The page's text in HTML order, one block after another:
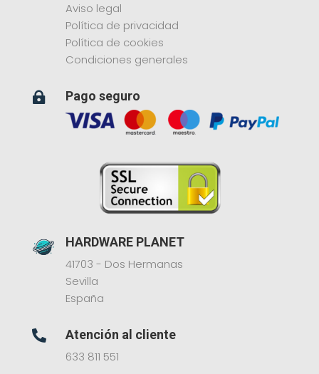
Aviso legal
Política de privacidad
Política de cookies
Condiciones generales
 Pago seguro
HARDWARE PLANET
41703 - Dos Hermanas
Sevilla
España

Atención al cliente
633 811 551